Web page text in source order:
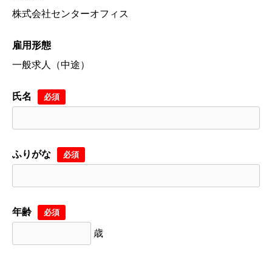
株式会社センターオフィス
雇用形態
一般求人（中途）
氏名 必須
ふりがな 必須
年齢 必須
歳